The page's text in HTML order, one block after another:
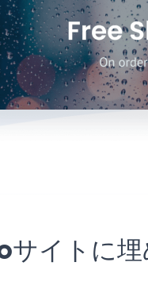
トに埋